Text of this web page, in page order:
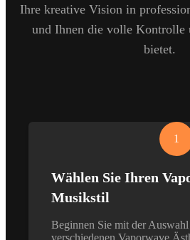
Ihre kreative Vision in
und Ihnen die volle Kontrolle
bietet.
1
Wählen Sie Ihren
Musikstil
Beginnen Sie mit der Auswahl
verschiedenen Vaporwave